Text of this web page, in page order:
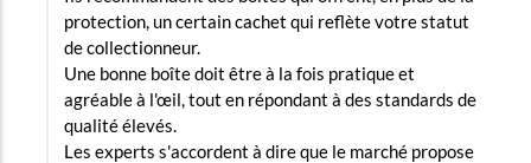
protection, un certain cachet qui reflète votre statut
de collectionneur.
Une bonne boîte doit être à la fois pratique et
agréable à l'œil, tout en répondant à des standards de
qualité élevés.
Les experts s'accordent à dire que le marché propose